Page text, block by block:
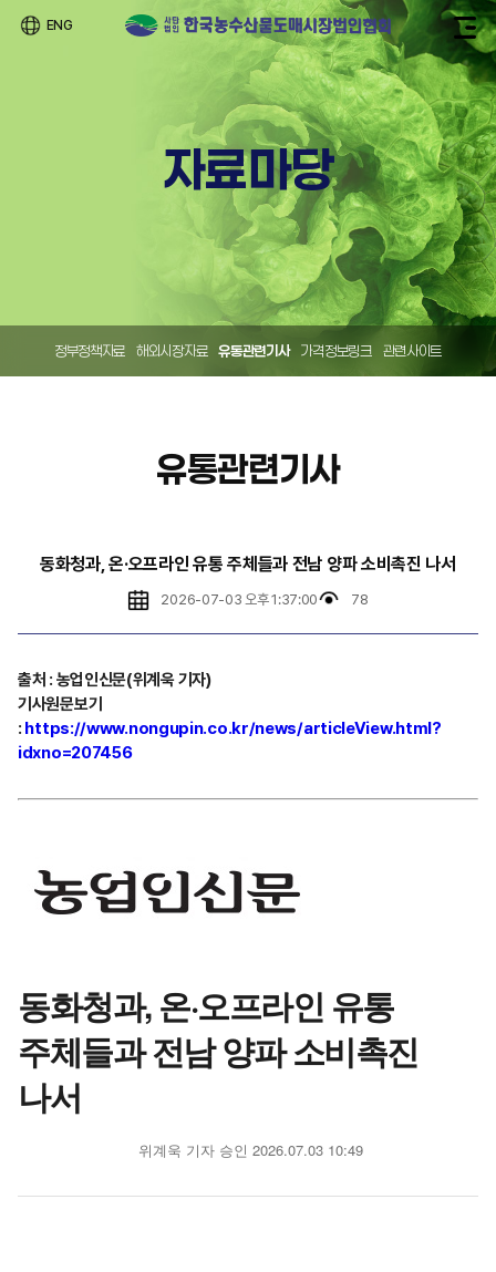
ENG
자료마당
정부정책자료 해외시장자료 유통관련기사 가격정보링크 관련사이트
유통관련기사
동화청과, 온·오프라인 유통 주체들과 전남 양파 소비촉진 나서
2026-07-03 오후 1:37:00 78
출처 : 농업인신문(위계욱 기자)
기사원문보기
: https://www.nongupin.co.kr/news/articleView.html?
idxno=207456
동화청과, 온·오프라인 유통
주체들과 전남 양파 소비촉진
나서
위계욱 기자승인 2026.07.03 10:49